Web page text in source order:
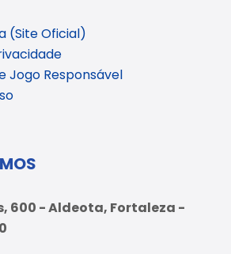
(Site Oficial)
Jogo Responsável
600 - Aldeota, Fortaleza -